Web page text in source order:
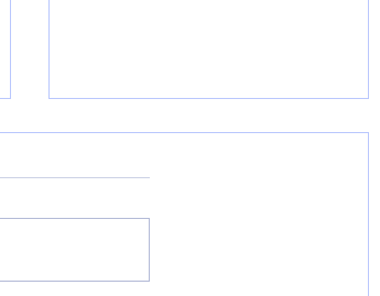
Tipos de sostenibilidad